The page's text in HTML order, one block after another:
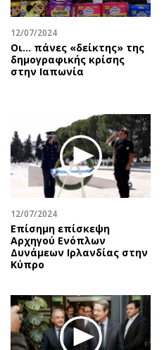
12/07/2024
Οι… πάνες «δείκτης» της
δημογραφικής κρίσης
στην Ιαπωνία
12/07/2024
Επίσημη επίσκεψη
Αρχηγού Ενόπλων
Δυνάμεων Ιρλανδίας στην
Κύπρο